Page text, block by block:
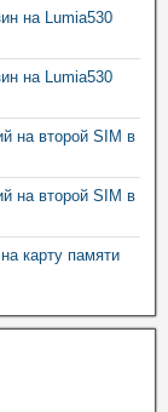
на Lumia530
на Lumia530
на второй SIM в
на второй SIM в
карту памяти